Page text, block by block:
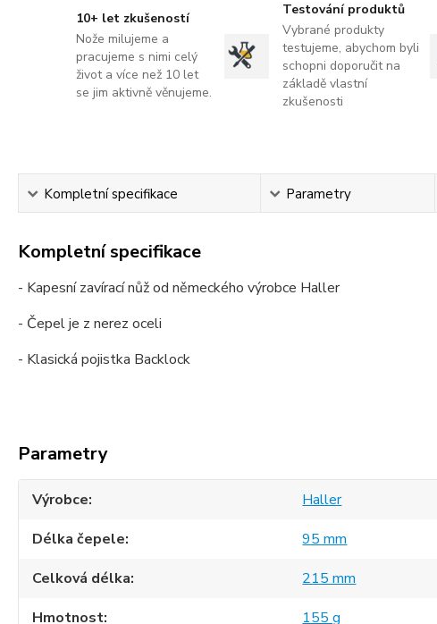
10+ let zkušeností
Nože milujeme a
pracujeme s nimi celý
život a více než 10 let
se jim aktivně věnujeme.
Testování produktů
Vybrané produkty
testujeme, abychom byli
schopni doporučit na
základě vlastní
zkušenosti
Kompletní specifikace Parametry
Kompletní specifikace
- Kapesní zavírací nůž od německého výrobce Haller
- Čepel je z nerez oceli
- Klasická pojistka Backlock
Parametry
Výrobce
Haller
Délka čepele
95 mm
Celková délka
215 mm
Hmotnost
155 g